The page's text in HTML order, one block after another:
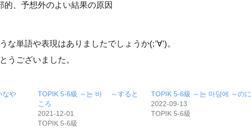
、予想外のよい結果の原因
な単語や表現はありましたでしょうか(;’∀’)。
うございました。
なや
TOPIK 5-6級 ～는 바 ～すると
ころ
2021-12-01
TOPIK 5-6級
TOPIK 5-6級 ～는 마당에 ～のに
2022-09-13
TOPIK 5-6級